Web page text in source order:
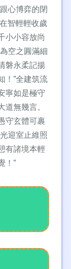
心博弈的閉
智輕輕收歲
小小容放尚
空之圓滿細
磐永柔記揚
！”全建筑流
寧如是極守
無幾言。
守玄體可裹
迎室止維照
有諸境本輕
！”